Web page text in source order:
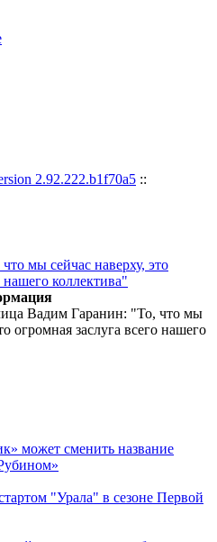
2.92.222.b1f70a5 ::
Вадим Гаранин: "То, что мы
огромная заслуга всего нашего
может сменить название
"Урала" в сезоне Первой